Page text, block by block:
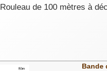
Rouleau de 100 mètres à
Bande